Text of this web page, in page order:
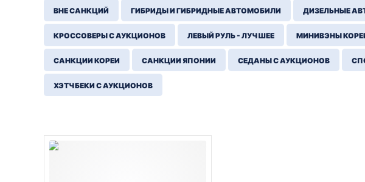
ВНЕ САНКЦИЙ ГИБРИДЫ И ГИБРИДНЫЕ АВТОМОБИЛИ ДИЗЕЛЬНЫЕ
КРОССОВЕРЫ С АУКЦИОНОВ ЛЕВЫЙ РУЛЬ - ЛУЧШЕЕ МИНИВЭНЫ
САНКЦИИ КОРЕИ САНКЦИИ ЯПОНИИ СЕДАНЫ С АУКЦИОНОВ
ХЭТЧБЕКИ С АУКЦИОНОВ